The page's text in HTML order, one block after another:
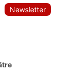
Newsletter